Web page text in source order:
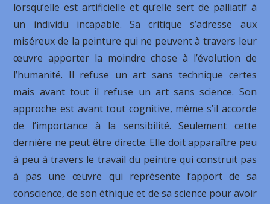
lorsqu’elle est artificielle et qu’elle sert de palliatif à
un individu incapable. Sa critique s’adresse aux
miséreux de la peinture qui ne peuvent à travers leur
œuvre apporter la moindre chose à l’évolution de
l’humanité. Il refuse un art sans technique certes
mais avant tout il refuse un art sans science. Son
approche est avant tout cognitive, même s’il accorde
de l’importance à la sensibilité. Seulement cette
dernière ne peut être directe. Elle doit apparaître peu
à peu à travers le travail du peintre qui construit pas
à pas une œuvre qui représente l’apport de sa
conscience, de son éthique et de sa science pour avoir